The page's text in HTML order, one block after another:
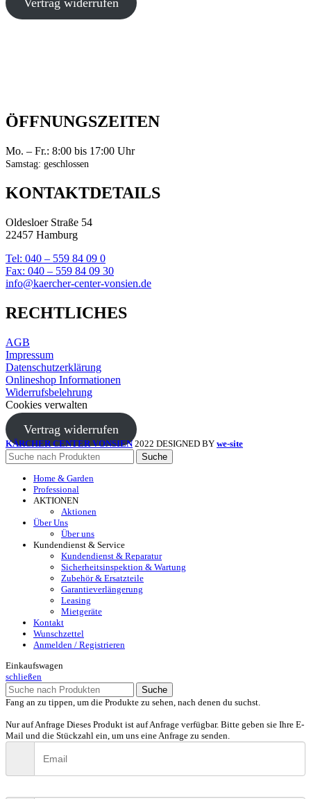
ÖFFNUNGSZEITEN
Mo. – Fr.: 8:00 bis 17:00 Uhr
Samstag: geschlossen
KONTAKTDETAILS
Oldesloer Straße 54
22457 Hamburg
Tel: 040 – 559 84 09 0
Fax: 040 – 559 84 09 30
info@kaercher-center-vonsien.de
RECHTLICHES
AGB
Impressum
Datenschutzerklärung
Onlineshop Informationen
Widerrufsbelehrung
Cookies verwalten
Vertrag widerrufen
KÄRCHER CENTER VONSIEN 2022 DESIGNED BY we-site
Suche
Home & Garden
Professional
AKTIONEN
Aktionen
Über Uns
Über uns
Kundendienst & Service
Kundendienst & Reparatur
Sicherheitsinspektion & Wartung
Zubehör & Ersatzteile
Garantieverlängerung
Leasing
Mietgeräte
Kontakt
Wunschzettel
Anmelden / Registrieren
Einkaufswagen
schließen
Suche
Fang an zu tippen, um die Produkte zu sehen, nach denen du suchst.
Nur auf Anfrage Dieses Produkt ist auf Anfrage verfügbar. Bitte geben sie Ihre E-
Mail und die Stückzahl ein, um uns eine Anfrage zu senden.